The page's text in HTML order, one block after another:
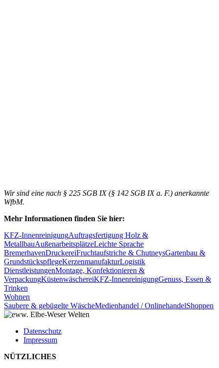
Wir sind eine nach § 225 SGB IX (§ 142 SGB IX a. F.) anerkannte
WfbM.
Mehr Informationen finden Sie hier:
KFZ-InnenreinigungAuftragsfertigung Holz &
MetallbauAußenarbeitsplätzeLeichte Sprache
BremerhavenDruckereiFruchtaufstriche & ChutneysGartenbau &
GrundstückspflegeKerzenmanufakturLogistik
DienstleistungenMontage, Konfektionieren &
VerpackungKüstenwäschereiKFZ-InnenreinigungGenuss, Essen &
Trinken
Wohnen
Saubere & gebügelte WäscheMedienhandel / OnlinehandelShoppen
Datenschutz
Impressum
NÜTZLICHES